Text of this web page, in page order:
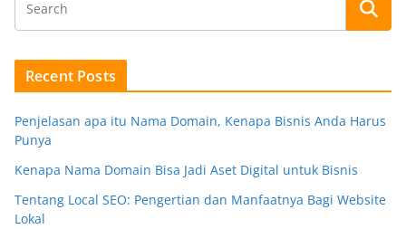
Recent Posts
Penjelasan apa itu Nama Domain, Kenapa Bisnis Anda Harus
Punya
Kenapa Nama Domain Bisa Jadi Aset Digital untuk Bisnis
Tentang Local SEO: Pengertian dan Manfaatnya Bagi Website
Lokal